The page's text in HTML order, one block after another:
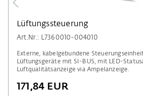
Lüftungssteuerung
Art.Nr.: L7360010-004010
Externe, kabelgebundene
Lüftungsgeräte mit SI-BUS, mit LED-
Luftqualitätsanzeige via Ampelanzeige.
171,84 EUR